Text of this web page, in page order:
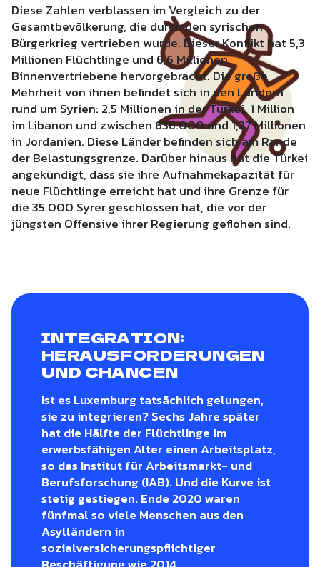
Diese Zahlen verblassen im Vergleich zu der
Gesamtbevölkerung, die durch den syrischen
Bürgerkrieg vertrieben wurde. Dieser Konflikt hat 5,3
Millionen Flüchtlinge und 6,6 Millionen
Binnenvertriebene hervorgebracht. Die große
Mehrheit von ihnen befindet sich in den Ländern
rund um Syrien: 2,5 Millionen in der Türkei, 1 Million
im Libanon und zwischen 636.000 und 1,27 Millionen
in Jordanien. Diese Länder befinden sich am Rande
der Belastungsgrenze. Darüber hinaus hat die Türkei
angekündigt, dass sie ihre Aufnahmekapazität für
neue Flüchtlinge erreicht hat und ihre Grenze für
die 35.000 Syrer geschlossen hat, die vor der
jüngsten Offensive ihrer Regierung geflohen sind.
INTEGRATION:
HERAUSFORDERUNGEN
UND CHANCEN
Ist es Luxemburg tatsächlich gelungen,
sie zu integrieren? Sechs Jahre später
hat die Hälfte der Flüchtlinge im
erwerbsfähigen Alter einen Arbeitsplatz,
so das Institut für Arbeitsmarkt- und
Berufsforschung (IAB). Und die Kurve ist
stetig gestiegen. Ende 2020 waren
fünfmal so viele Menschen aus den
Asylländern in
sozialversicherungspflichtiger